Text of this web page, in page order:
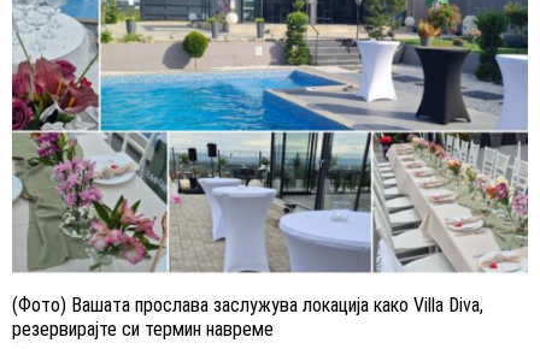
(Фото) Вашата прослава заслужува локација како Villa Diva,
резервирајте си термин навреме